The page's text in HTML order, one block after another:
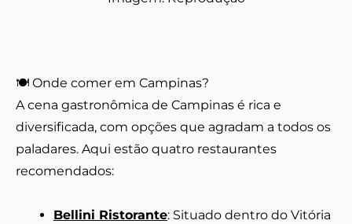
🍽️ Onde comer em Campinas?
A cena gastronômica de Campinas é rica e
diversificada, com opções que agradam a todos os
paladares. Aqui estão quatro restaurantes
recomendados:
Bellini Ristorante: Situado dentro do Vitória